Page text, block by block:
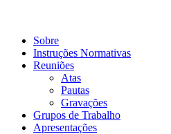
Sobre
Instruções Normativas
Reuniões
Atas
Pautas
Gravações
Grupos de Trabalho
Apresentações